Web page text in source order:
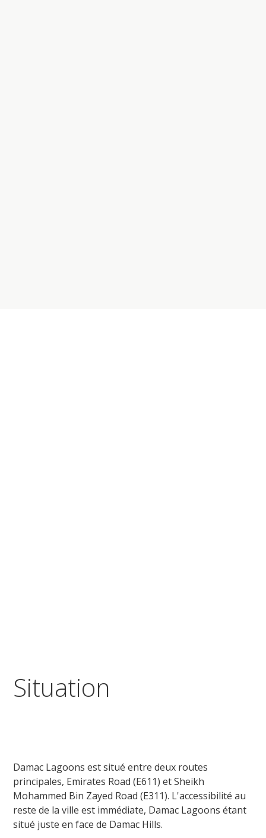
Situation
Damac Lagoons est situé entre deux routes
principales, Emirates Road (E611) et Sheikh
Mohammed Bin Zayed Road (E311). L'accessibilité au
reste de la ville est immédiate, Damac Lagoons étant
situé juste en face de Damac Hills.